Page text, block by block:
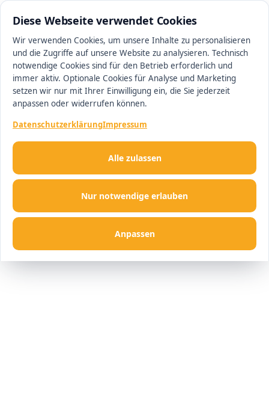
Diese Webseite verwendet Cookies
Wir verwenden Cookies, um unsere Inhalte zu personalisieren
und die Zugriffe auf unsere Website zu analysieren. Technisch
notwendige Cookies sind für den Betrieb erforderlich und
immer aktiv. Optionale Cookies für Analyse und Marketing
setzen wir nur mit Ihrer Einwilligung ein, die Sie jederzeit
anpassen oder widerrufen können.
DatenschutzerklärungImpressum
Nur notwendige erlauben
Anpassen
Alle zulassen